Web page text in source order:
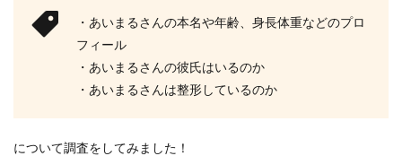
・あいまるさんの本名や年齢、身長体重などのプロ
フィール
・あいまるさんの彼氏はいるのか
・あいまるさんは整形しているのか
について調査をしてみました！